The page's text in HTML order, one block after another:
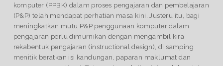
komputer (PPBK) dalam proses pengajaran dan pembelajaran
(P&P) telah mendapat perhatian masa kini. Justeru itu, bagi
meningkatkan mutu P&P penggunaan komputer dalam
pengajaran perlu dimurnikan dengan mengambil kira
rekabentuk pengajaran (instructional design), di samping
menitik beratkan isi kandungan, paparan maklumat dan